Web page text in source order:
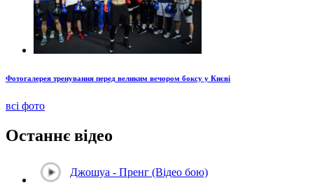
Фотогалерея тренування перед великим вечором боксу у Києві
всі фото
Останнє відео
Джошуа - Пренг (Відео бою)